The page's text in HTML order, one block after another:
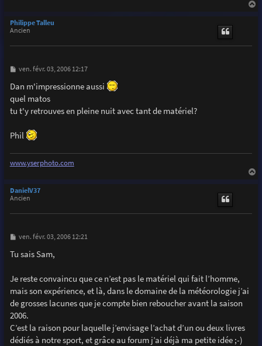
Philippe Talleu
Ancien
M
s
s
a
g
e
ven. févr. 03, 2006 12:17
Dan m'impressionne aussi
quel matos
tu t'y retrouves en pleine nuit avec tant de matériel?
Phil
www.yserphoto.com
DanielV37
Ancien
M
s
s
e
ven. févr. 03, 2006 12:21
Tu sais Sam,
Je reste convaincu que ce n’est pas le matériel qui fait l’homme,
mais son expérience, et là, dans le domaine de la météorologie j’ai
de grosses lacunes que je compte bien reboucher avant la saison
2006.
C’est la raison pour laquelle j’envisage l’achat d’un ou deux livres
dédiés à notre sport, et grâce au forum j’ai déjà ma petite idée ;-)